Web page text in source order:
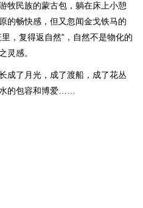
牧民族的蒙古包，躺在床上小憩
的畅快感，但又忽闻金戈铁马的
，复得返自然”，自然不是物化的
灵感。
成了月光，成了渡船，成了花丛
的包容和博爱……